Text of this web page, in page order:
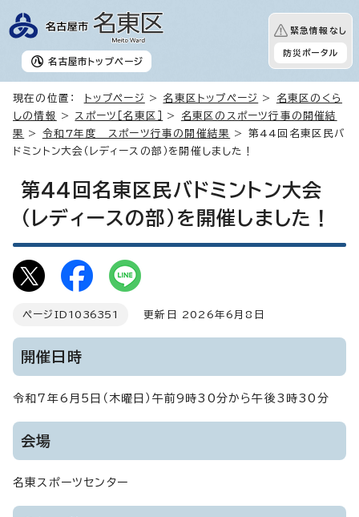
名古屋市 トップページ
緊急情報なし
防災ポータル
現在の位置： トップページ > 名東区トップページ > 名東区のくら
しの情報
> スポーツ［名東区］ > 名東区のスポーツ行事の開催結
果
> 令和7年度 スポーツ行事の開催結果
> 第44回名東区民バ
ドミントン大会（レディースの部）を開催しました！
第44回名東区民バドミントン大会
（レディースの部）を開催しました！
ページID 1036351 更新日 2026年6月8日
開催日時
令和7年6月5日（木曜日）午前9時30分から午後3時30分
会場
名東スポーツセンター